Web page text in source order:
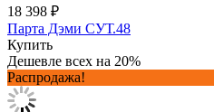
18 398 ₽
Парта Дэми СУТ.48
Купить
Дешевле всех на 20%
Распродажа!